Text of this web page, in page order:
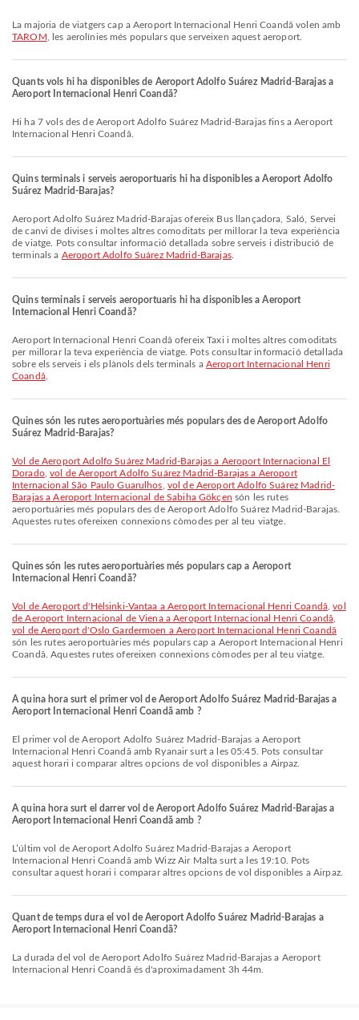
La majoria de viatgers cap a Aeroport Internacional Henri Coandă volen amb
TAROM , les aerolínies més populars que serveixen aquest aeroport.
Quants vols hi ha disponibles de Aeroport Adolfo Suárez Madrid-Barajas a
Aeroport Internacional Henri Coandă?
Hi ha 7 vols des de Aeroport Adolfo Suárez Madrid-Barajas fins a Aeroport
Internacional Henri Coandă.
Quins terminals i serveis aeroportuaris hi ha disponibles a Aeroport Adolfo
Suárez Madrid-Barajas?
Aeroport Adolfo Suárez Madrid-Barajas ofereix Bus llançadora, Saló, Servei
de canvi de divises i moltes altres comoditats per millorar la teva experiència
de viatge. Pots consultar informació detallada sobre serveis i distribució de
terminals a Aeroport Adolfo Suárez Madrid-Barajas.
Quins terminals i serveis aeroportuaris hi ha disponibles a Aeroport
Internacional Henri Coandă?
Aeroport Internacional Henri Coandă ofereix Taxi i moltes altres comoditats
per millorar la teva experiència de viatge. Pots consultar informació detallada
sobre els serveis i els plànols dels terminals a Aeroport Internacional Henri
Coandă.
Quines són les rutes aeroportuàries més populars des de Aeroport Adolfo
Suárez Madrid-Barajas?
vol de Aeroport Adolfo Suárez Madrid-Barajas a Aeroport Internacional El
Dorado,vol de Aeroport Adolfo Suárez Madrid-Barajas a Aeroport
Internacional São Paulo Guarulhos vol de Aeroport Adolfo Suárez Madrid-
Barajas a Aeroport Internacional de Sabiha Gökçen són les rutes
aeroportuàries més populars des de Aeroport Adolfo Suárez Madrid-Barajas.
Aquestes rutes ofereixen connexions còmodes per al teu viatge.
Quines són les rutes aeroportuàries més populars cap a Aeroport
Internacional Henri Coandă?
vol de Aeroport d'Hèlsinki-Vantaa a Aeroport Internacional Henri Coandă,vol
de Aeroport Internacional de Viena a Aeroport Internacional Henri Coandă
vol de Aeroport d'Oslo Gardermoen a Aeroport Internacional Henri Coandă
són les rutes aeroportuàries més populars cap a Aeroport Internacional Henri
Coandă. Aquestes rutes ofereixen connexions còmodes per al teu viatge.
A quina hora surt el primer vol de Aeroport Adolfo Suárez Madrid-Barajas a
Aeroport Internacional Henri Coandă amb ?
El primer vol de Aeroport Adolfo Suárez Madrid-Barajas a Aeroport
Internacional Henri Coandă amb Ryanair surt a les 05:45. Pots consultar
aquest horari i comparar altres opcions de vol disponibles a Airpaz.
A quina hora surt el darrer vol de Aeroport Adolfo Suárez Madrid-Barajas a
Aeroport Internacional Henri Coandă amb ?
L’últim vol de Aeroport Adolfo Suárez Madrid-Barajas a Aeroport
Internacional Henri Coandă amb Wizz Air Malta surt a les 19:10. Pots
consultar aquest horari i comparar altres opcions de vol disponibles a Airpaz.
Quant de temps dura el vol de Aeroport Adolfo Suárez Madrid-Barajas a
Aeroport Internacional Henri Coandă?
La durada del vol de Aeroport Adolfo Suárez Madrid-Barajas a Aeroport
Internacional Henri Coandă és d'aproximadament 3h 44m.